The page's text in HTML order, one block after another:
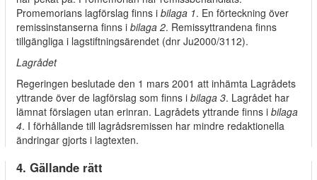
Promemorians lagförslag finns i bilaga 1. En förteckning över
remissinstanserna finns i bilaga 2. Remissyttrandena finns
tillgängliga i lagstiftningsärendet (dnr Ju2000/3112).
Lagrådet
Regeringen beslutade den 1 mars 2001 att inhämta Lagrådets
yttrande över de lagförslag som finns i bilaga 3. Lagrådet har
lämnat förslagen utan erinran. Lagrådets yttrande finns i bilaga
4. I förhållande till lagrådsremissen har mindre redaktionella
ändringar gjorts i lagtexten.
4. Gällande rätt